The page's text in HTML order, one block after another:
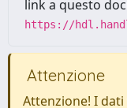
link a questo
https://
Attenzione
Attenzione! I